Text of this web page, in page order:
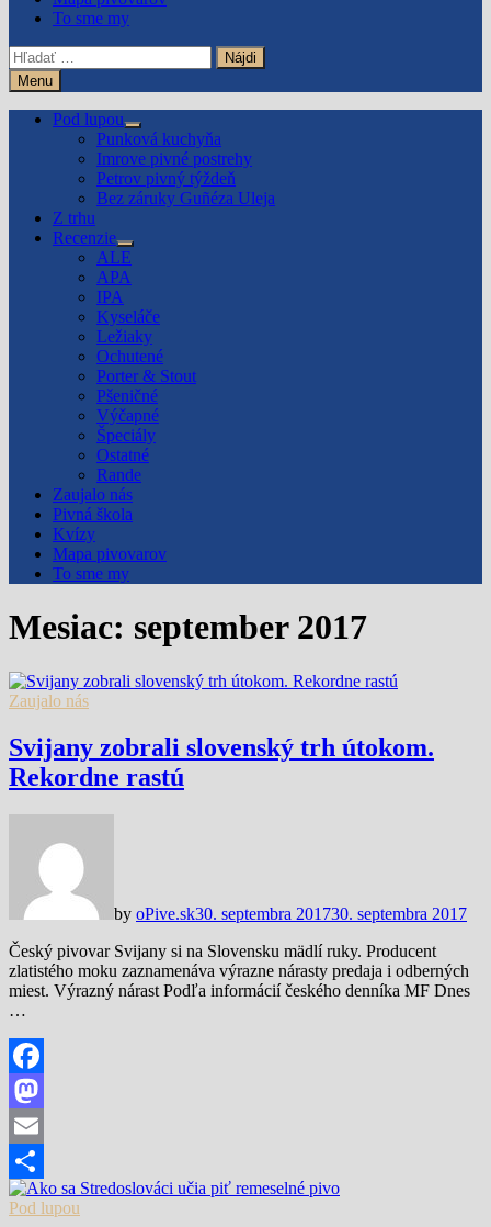
To sme my
Hľadať:
Menu
Pod lupou
Show
sub
menu
Punková kuchyňa
Imrove pivné postrehy
Petrov pivný týždeň
Bez záruky Guñéza Uleja
Z trhu
Recenzie
Show
sub
menu
ALE
APA
IPA
Kyseláče
Ležiaky
Ochutené
Porter & Stout
Pšeničné
Výčapné
Špeciály
Ostatné
Rande
Zaujalo nás
Pivná škola
Kvízy
Mapa pivovarov
To sme my
Mesiac: september 2017
Zaujalo nás
Svijany zobrali slovenský trh útokom.
Rekordne rastú
by oPive.sk30. septembra 201730. septembra 2017
Český pivovar Svijany si na Slovensku mädlí ruky. Producent
zlatistého moku zaznamenáva výrazne nárasty predaja i odberných
miest. Výrazný nárast Podľa informácií českého denníka MF Dnes
…
Facebook
Mastodon
Email
Share
Pod lupou